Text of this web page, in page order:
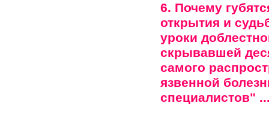
6. Почему
открытия и
уроки
скрывавшей
самого
язвенной
специалистов"